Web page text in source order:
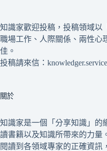
知識家歡迎投稿，投稿領域以
職場工作、人際關係、兩性心
佳。
投稿請來信：
關於
知識家是一個「分享知識」的
讀書籍以及知識所帶來的力量
閱讀到各領域專家的正確資訊